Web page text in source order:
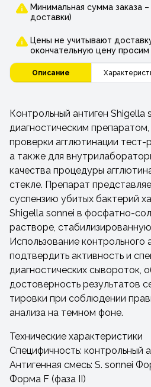
Минимальная сумма заказа
доставки)
Цены не учитывают
окончательную цену просим
Описание
Контрольный антиген Shigella
диагностическим
проверки агглютинации тест-
а также для
качества процедуры
стекле. Препарат
суспензию убитых бактерий
Shigella sonnei в фосфатно-
растворе,
Использование контрольного
подтвердить активность и
диагностических сывороток,
достоверность результатов
тировки при соблюдении
анализа на темном фоне.
Технические характеристики
Специфичность: контрольный
Антигенная смесь: S. sonnei
Форма F (фаза II)